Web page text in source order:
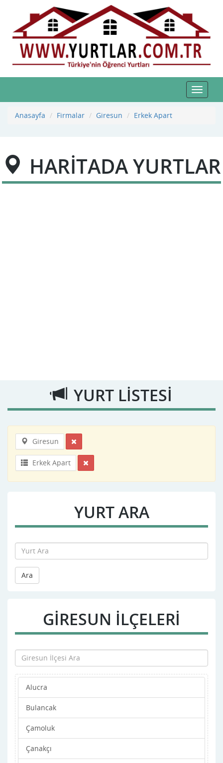
Toggle
Anasayfa
Firmalar Giresun Erkek Apart
HARİTADA YURTLAR
YURT LİSTESİ
Giresun
Erkek Apart
YURT ARA
Ara
GIRESUN İLÇELERİ
Alucra
Bulancak
Çamoluk
Çanakçı